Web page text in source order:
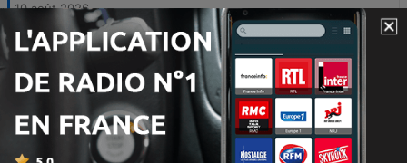
10 août 2026
1563 - Bonus: Was bedeutet dieser Hitzesommer für
die Schweizer Klimapolitik?
Sat, 8 Aug 2026 04:00:00 +0000
1562
Buchsommer (5/5): Deborah Levy und warum
Frauen ein eigenes Zimmer brauchen
Fri, 7 Aug 2026 03:00:00 +0000